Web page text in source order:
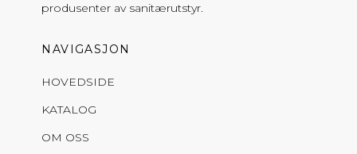
produsenter av sanitærutstyr.
NAVIGASJON
HOVEDSIDE
KATALOG
OM OSS